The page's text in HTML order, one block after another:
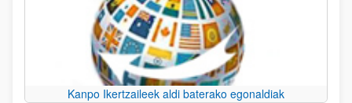
Kanpo Ikertzaileek aldi baterako egonaldiak